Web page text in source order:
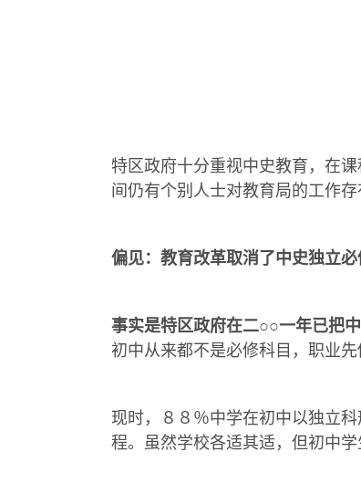
特区政府十分重视中史教育，在
间仍有个别人士对教育局的工作
偏见：教育改革取消了中史独立必
事实是特区政府在二○○一年已把
初中从来都不是必修科目，职业
现时，８８％中学在初中以独立
程。虽然学校各适其适，但初中